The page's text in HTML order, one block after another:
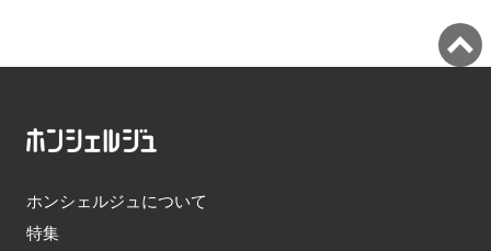
ホンシェルジュについて
特集